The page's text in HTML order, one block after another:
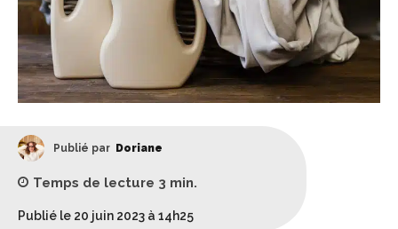
Publié par Doriane
Temps de lecture 3 min.
Publié le 20 juin 2023 à 14h25